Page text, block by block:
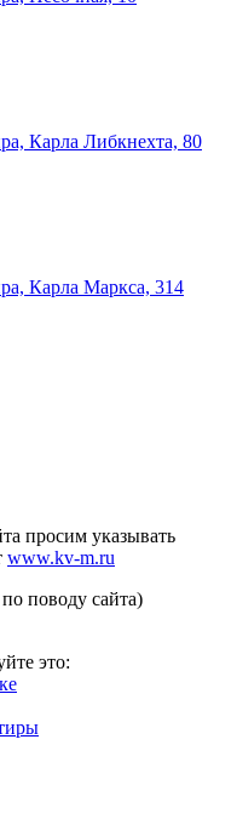
просим указывать
www.kv-m.ru
поводу сайта)
это: